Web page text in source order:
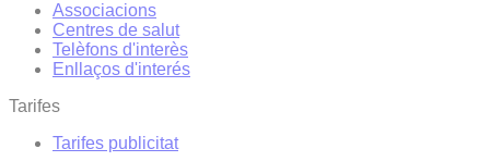
Associacions
Centres de salut
Telèfons d'interès
Enllaços d'interés
Tarifes
Tarifes publicitat